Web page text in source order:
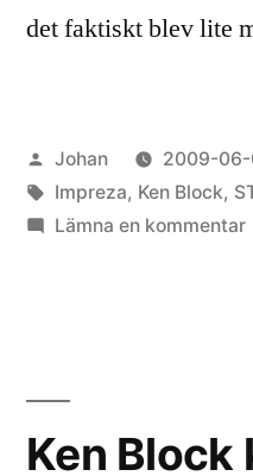
det faktiskt blev lite
Publicerat
av
Johan 2009-06-
Etiketter:
Impreza, Ken Block,
Lämna en kommentar
Ken Block